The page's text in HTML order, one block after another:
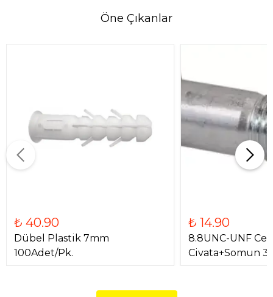
Öne Çıkanlar
₺ 40.90
Dübel Plastik 7mm
100Adet/Pk.
₺ 14.90
8.8UNC-UNF
Civata+Somun